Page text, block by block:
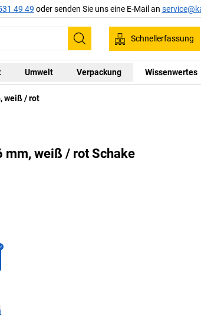
49 49 oder senden Sie uns eine E-Mail an
Suchen
Schnellerfassung
Umwelt Verpackung Wissenwertes
weiß / rot
mm, weiß / rot Schake